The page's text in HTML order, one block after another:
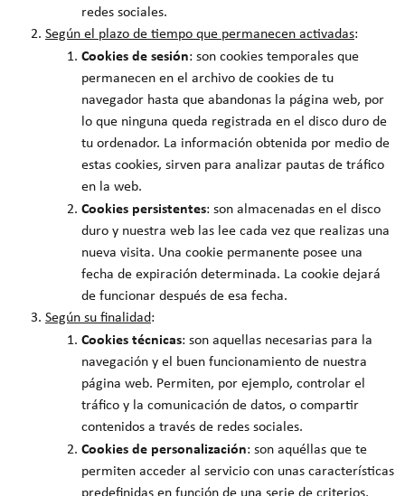
redes sociales.
Según el plazo de tiempo que permanecen activadas:
Cookies de sesión: son cookies temporales que
permanecen en el archivo de cookies de tu
navegador hasta que abandonas la página web, por
lo que ninguna queda registrada en el disco duro de
tu ordenador. La información obtenida por medio de
estas cookies, sirven para analizar pautas de tráfico
en la web.
Cookies persistentes: son almacenadas en el disco
duro y nuestra web las lee cada vez que realizas una
nueva visita. Una cookie permanente posee una
fecha de expiración determinada. La cookie dejará
de funcionar después de esa fecha.
Según sufinalidad:
Cookies técnicas: son aquellas necesarias para la
navegación y el buen funcionamiento de nuestra
página web. Permiten, por ejemplo, controlar el
tráfico y la comunicación de datos, o compartir
contenidos a través de redes sociales.
Cookies de personalización: son aquéllas que te
permiten acceder al servicio con unas características
predefinidas en función de una serie de criterios,